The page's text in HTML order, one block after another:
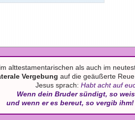
alttestamentarischen als auch im
Vergebung auf die geäußerte
Jesus sprach: Habt acht auf
Wenn dein Bruder sündigt, so
und wenn er es bereut, so vergib ihm!